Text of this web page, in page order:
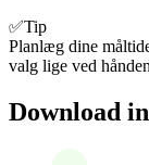
✅Tip
Planlæg dine
valg lige ved
Download